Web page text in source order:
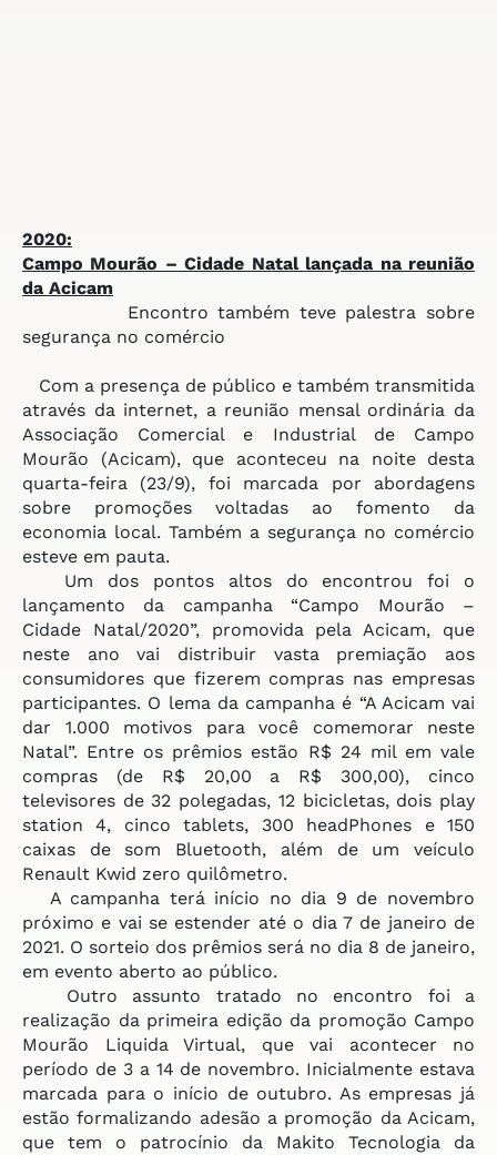
2020:
Campo Mourão – Cidade Natal lançada na reunião
da Acicam
Encontro também teve palestra sobre
segurança no comércio
Com a presença de público e também transmitida
através da internet, a reunião mensal ordinária da
Associação Comercial e Industrial de Campo
Mourão (Acicam), que aconteceu na noite desta
quarta-feira (23/9), foi marcada por abordagens
sobre promoções voltadas ao fomento da
economia local. Também a segurança no comércio
esteve em pauta.
Um dos pontos altos do encontrou foi o
lançamento da campanha “Campo Mourão –
Cidade Natal/2020”, promovida pela Acicam, que
neste ano vai distribuir vasta premiação aos
consumidores que fizerem compras nas empresas
participantes. O lema da campanha é “A Acicam vai
dar 1.000 motivos para você comemorar neste
Natal”. Entre os prêmios estão R$ 24 mil em vale
compras (de R$ 20,00 a R$ 300,00), cinco
televisores de 32 polegadas, 12 bicicletas, dois play
station 4, cinco tablets, 300 headPhones e 150
caixas de som Bluetooth, além de um veículo
Renault Kwid zero quilômetro.
A campanha terá início no dia 9 de novembro
próximo e vai se estender até o dia 7 de janeiro de
2021. O sorteio dos prêmios será no dia 8 de janeiro,
em evento aberto ao público.
Outro assunto tratado no encontro foi a
realização da primeira edição da promoção Campo
Mourão Liquida Virtual, que vai acontecer no
período de 3 a 14 de novembro. Inicialmente estava
marcada para o início de outubro. As empresas já
estão formalizando adesão a promoção da Acicam,
que tem o patrocínio da Makito Tecnologia da